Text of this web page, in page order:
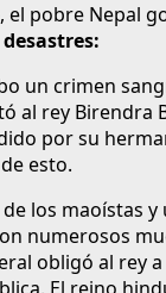
pobre Nepal
un crimen
al rey Birendra
por su
esto.
los maoístas y
numerosos
obligó al rey